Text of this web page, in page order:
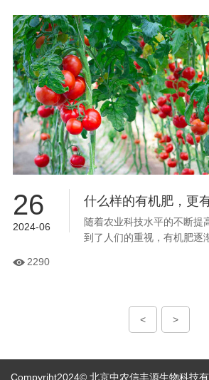
比...
26
2024-06
什么样的有机肥，更
增收？
随着农业科技水平的不断提
到了人们的重视，有机肥逐
2290
< >
Compyriht2024© 北京中农信丰源生物科技